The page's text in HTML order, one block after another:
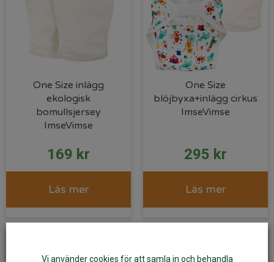
One Size inlägg
ekologisk
bomullsjersey
ImseVimse
169 kr
Läs mer
One Size
blöjbyxa+inlägg cirkus
ImseVimse
295 kr
Läs mer
Vi använder cookies för att samla in och behandla